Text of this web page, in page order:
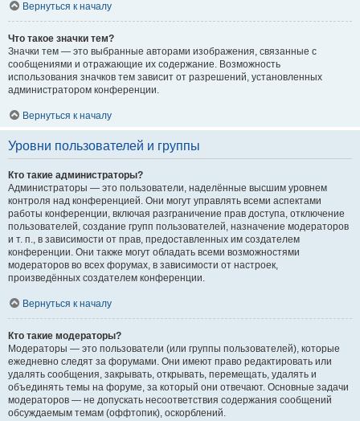
Вернуться к началу
Что такое значки тем?
Значки тем — это выбранные авторами изображения, связанные с
сообщениями и отражающие их содержание. Возможность
использования значков тем зависит от разрешений, установленных
администратором конференции.
Вернуться к началу
Уровни пользователей и группы
Кто такие администраторы?
Администраторы — это пользователи, наделённые высшим уровнем
контроля над конференцией. Они могут управлять всеми аспектами
работы конференции, включая разграничение прав доступа, отключение
пользователей, создание групп пользователей, назначение модераторов
и т. п., в зависимости от прав, предоставленных им создателем
конференции. Они также могут обладать всеми возможностями
модераторов во всех форумах, в зависимости от настроек,
произведённых создателем конференции.
Вернуться к началу
Кто такие модераторы?
Модераторы — это пользователи (или группы пользователей), которые
ежедневно следят за форумами. Они имеют право редактировать или
удалять сообщения, закрывать, открывать, перемещать, удалять и
объединять темы на форуме, за который они отвечают. Основные задачи
модераторов — не допускать несоответствия содержания сообщений
обсуждаемым темам (оффтопик), оскорблений.